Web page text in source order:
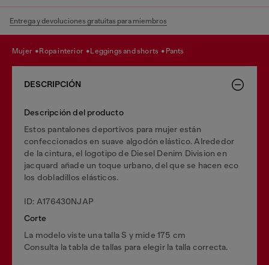
Entrega y devoluciones gratuitas para miembros
mujer ropa interior leggings and shorts pants
DESCRIPCIÓN
Descripción del producto
Estos pantalones deportivos para mujer están
confeccionados en suave algodón elástico. Alrededor
de la cintura, el logotipo de Diesel Denim Division en
jacquard añade un toque urbano, del que se hacen eco
los dobladillos elásticos.
ID: A176430NJAP
Corte
La modelo viste una talla S y mide 175 cm
Consulta la tabla de tallas para elegir la talla correcta.